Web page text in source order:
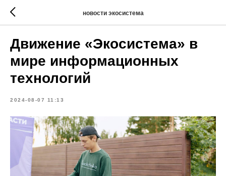
новости экосистема
Движение «Экосистема» в
мире информационных
технологий
2024-08-07 11:13